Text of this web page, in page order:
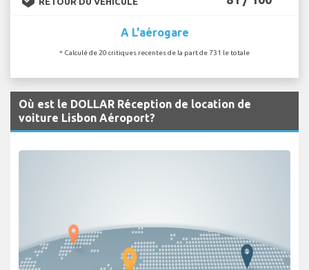
A L'aérogare
* Calculé de 20 critiques recentes de la part de 731 le totale
Où est le DOLLAR Réception de location de
voiture Lisbon Aéroport?